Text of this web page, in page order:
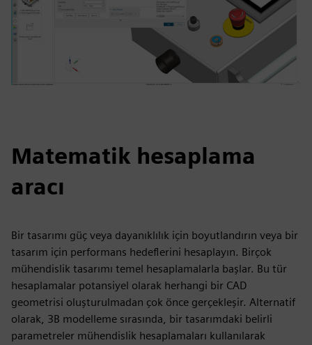
Matematik hesaplama
aracı
Bir tasarımı güç veya dayanıklılık için boyutlandırın veya bir
tasarım için performans hedeflerini hesaplayın. Birçok
mühendislik tasarımı temel hesaplamalarla başlar. Bu tür
hesaplamalar potansiyel olarak herhangi bir CAD
geometrisi oluşturulmadan çok önce gerçekleşir. Alternatif
olarak, 3B modelleme sırasında, bir tasarımdaki belirli
parametreler mühendislik hesaplamaları kullanılarak